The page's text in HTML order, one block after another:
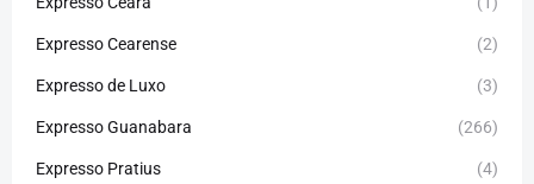
Expresso Cearense (2)
Expresso de Luxo (3)
Expresso Guanabara (266)
Expresso Pratius (4)